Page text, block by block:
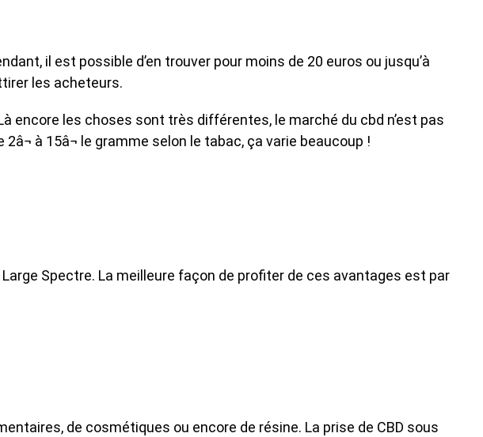
il est possible d’en trouver pour moins de 20 euros ou jusqu’à
les acheteurs.
encore les choses sont très différentes, le marché du cbd n’est pas
à 15â¬ le gramme selon le tabac, ça varie beaucoup !
Spectre. La meilleure façon de profiter de ces avantages est par
de cosmétiques ou encore de résine. La prise de CBD sous